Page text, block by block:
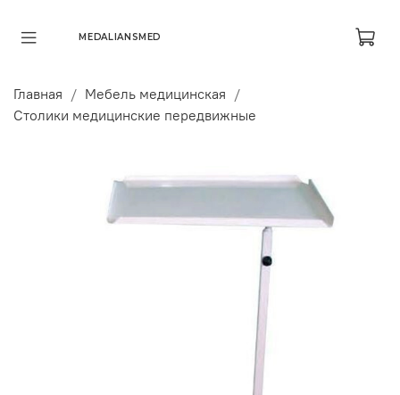
MEDALIANSMED
Главная
Мебель медицинская
Столики медицинские передвижные